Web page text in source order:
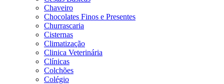
Chaveiro
Chocolates Finos e Presentes
Churrascaria
Cisternas
Climatização
Clinica Veterinária
Clínicas
Colchões
Colégio